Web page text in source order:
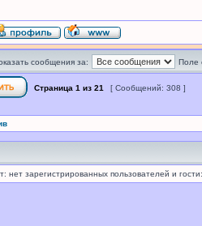
сообщения за: Поле
Страница 1 из 21 [ Сообщений: 308 ]
нет зарегистрированных пользователей и